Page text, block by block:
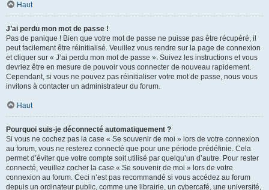
Haut
J’ai perdu mon mot de passe !
Pas de panique ! Bien que votre mot de passe ne puisse pas être récupéré, il
peut facilement être réinitialisé. Veuillez vous rendre sur la page de connexion
et cliquer sur « J’ai perdu mon mot de passe ». Suivez les instructions et vous
devriez être en mesure de pouvoir vous connecter de nouveau rapidement.
Cependant, si vous ne pouvez pas réinitialiser votre mot de passe, nous vous
invitons à contacter un administrateur du forum.
Haut
Pourquoi suis-je déconnecté automatiquement ?
Si vous ne cochez pas la case « Se souvenir de moi » lors de votre connexion
au forum, vous ne resterez connecté que pour une période prédéfinie. Cela
permet d’éviter que votre compte soit utilisé par quelqu’un d’autre. Pour rester
connecté, veuillez cocher la case « Se souvenir de moi » lors de votre
connexion au forum. Ceci n’est pas recommandé si vous accédez au forum
depuis un ordinateur public, comme une librairie, un cybercafé, une université,